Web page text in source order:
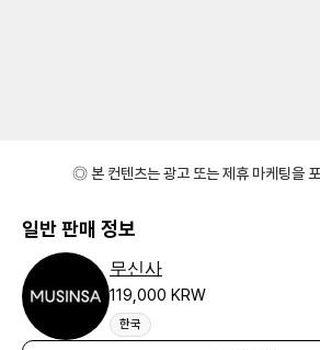
◎ 본 컨텐츠는 광고 또는 제휴 마케팅을
일반 판매 정보
무신사
119,000 KRW
한국